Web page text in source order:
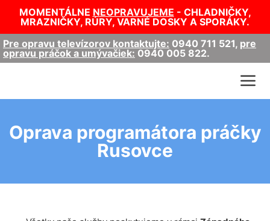
MOMENTÁLNE NEOPRAVUJEME - CHLADNIČKY,
MRAZNIČKY, RÚRY, VARNÉ DOSKY A SPORÁKY.
Pre opravu televízorov kontaktujte: 0940 711 521, pre
opravu práčok a umývačiek: 0940 005 822.
Oprava programátora práčky
Rusovce